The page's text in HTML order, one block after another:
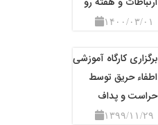
۱۴۰۰/۰۳/۰۱
برگزاری کارگاه آموزشی
اطفاء حریق توسط
حراست و پداف
۱۳۹۹/۱۱/۲۹